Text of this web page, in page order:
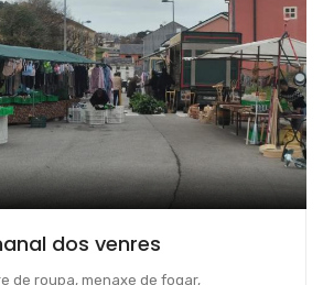
dos venres
de roupa, menaxe de fogar,